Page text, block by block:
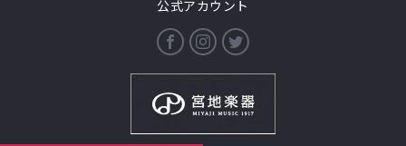
公式アカウント